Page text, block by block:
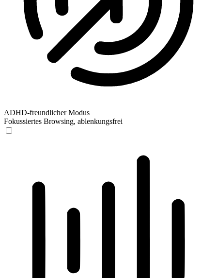
ADHD-freundlicher Modus
Fokussiertes Browsing, ablenkungsfrei